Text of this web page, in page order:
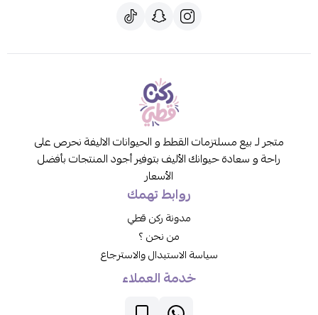
متجر لـ بيع مسلتزمات القطط و الحيوانات الاليفة نحرص على
راحة و سعادة حيوانك الأليف بتوفير أجود المنتجات بأفضل
الأسعار
روابط تهمك
مدونة ركن قطي
من نحن ؟
سياسة الاستبدال والاسترجاع
خدمة العملاء